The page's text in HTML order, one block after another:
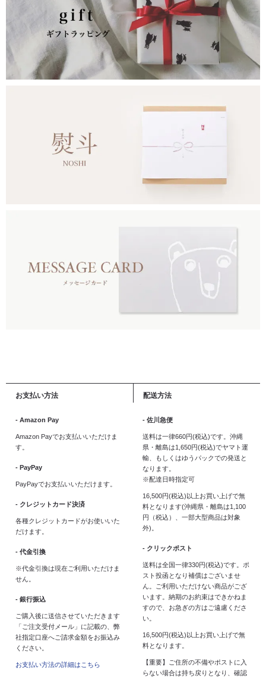
お支払い方法
- Amazon Pay
Amazon Payでお支払いいただけま
す。
- PayPay
PayPayでお支払いいただけます。
- クレジットカード決済
各種クレジットカードがお使いいた
だけます。
- 代金引換
※代金引換は現在ご利用いただけま
せん。
- 銀行振込
ご購入後に送信させていただきます
「ご注文受付メール」に記載の、弊
社指定口座へご請求金額をお振込み
ください。
お支払い方法の詳細はこちら
配送方法
- 佐川急便
送料は一律660円(税込)です。沖縄
県・離島は1,650円(税込)でヤマト運
輸、もしくはゆうパックでの発送と
なります。
※配達日時指定可
16,500円(税込)以上お買い上げで無
料となります(沖縄県・離島は1,100
円（税込）、一部大型商品は対象
外)。
- クリックポスト
送料は全国一律330円(税込)です。ポ
スト投函となり補償はございませ
ん。ご利用いただけない商品がござ
います。納期のお約束はできかねま
すので、お急ぎの方はご遠慮くださ
い。
16,500円(税込)以上お買い上げで無
料となります。
【重要】ご住所の不備やポストに入
らない場合は持ち戻りとなり、確認